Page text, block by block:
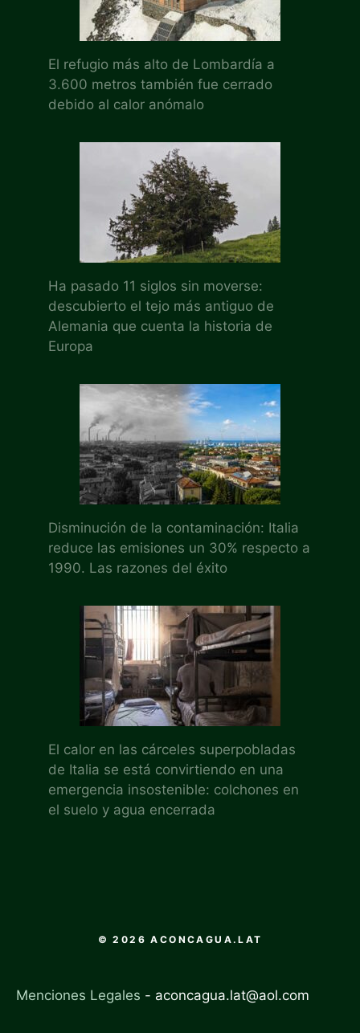
El refugio más alto de Lombardía a
3.600 metros también fue cerrado
debido al calor anómalo
Ha pasado 11 siglos sin moverse:
descubierto el tejo más antiguo de
Alemania que cuenta la historia de
Europa
Disminución de la contaminación: Italia
reduce las emisiones un 30% respecto a
1990. Las razones del éxito
El calor en las cárceles superpobladas
de Italia se está convirtiendo en una
emergencia insostenible: colchones en
el suelo y agua encerrada
© 2026 ACONCAGUA.LAT
Menciones Legales - aconcagua.lat@aol.com